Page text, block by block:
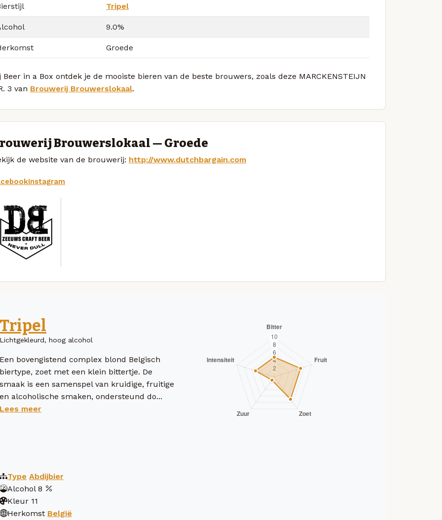
Tripel
9.0%
Groede
Beer in a Box ontdek je de mooiste bieren van de beste brouwers, zoals deze MARCKENSTEIJN
3 van Brouwerij Brouwerslokaal.
Brouwerslokaal — Groede
de website van de brouwerij: http://www.dutchbargain.com
Instagram
Tripel
Lichtgekleurd, hoog alcohol
Een bovengistend complex blond Belgisch
biertype, zoet met een klein bittertje. De
smaak is een samenspel van kruidige, fruitige
en alcoholische smaken, ondersteund do...
Lees meer
Type Abdijbier
Alcohol 8
Kleur 11
Herkomst België